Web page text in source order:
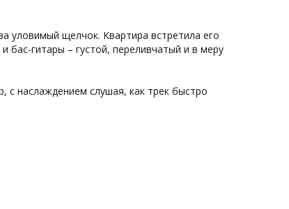
уловимый щелчок. Квартира встретила его
бас-гитары – густой, переливчатый и в меру
с наслаждением слушая, как трек быстро